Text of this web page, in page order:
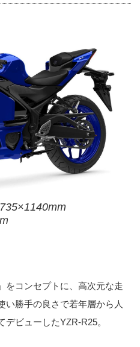
をコンセプトに、高次元な走
い勝手の良さで若年層から人
ビューしたYZR-R25。